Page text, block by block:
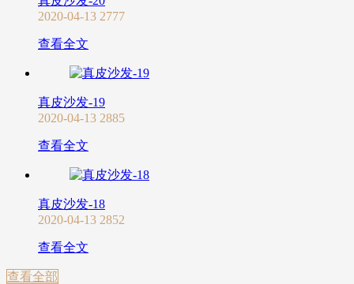
2020-04-13 2777
查看全文
真皮沙发-19
2020-04-13 2885
查看全文
真皮沙发-18
2020-04-13 2852
查看全文
查看全部